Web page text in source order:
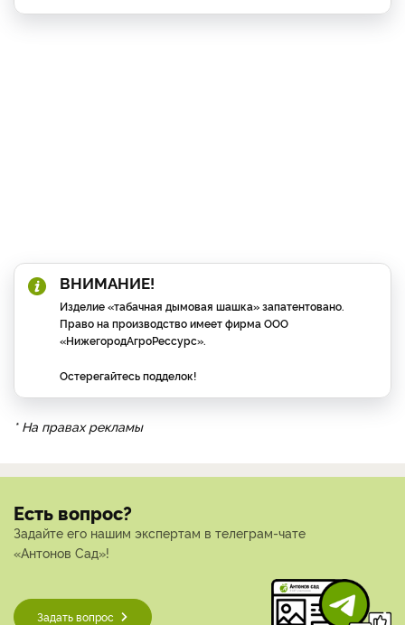
ВНИМАНИЕ!
Изделие «табачная дымовая шашка» запатентовано.
Право на производство имеет фирма ООО
«НижегородАгроРессурс».
Остерегайтесь подделок!
* На правах рекламы
Есть вопрос?
Задайте его нашим экспертам в телеграм-чате
«Антонов Сад»!
Задать вопрос